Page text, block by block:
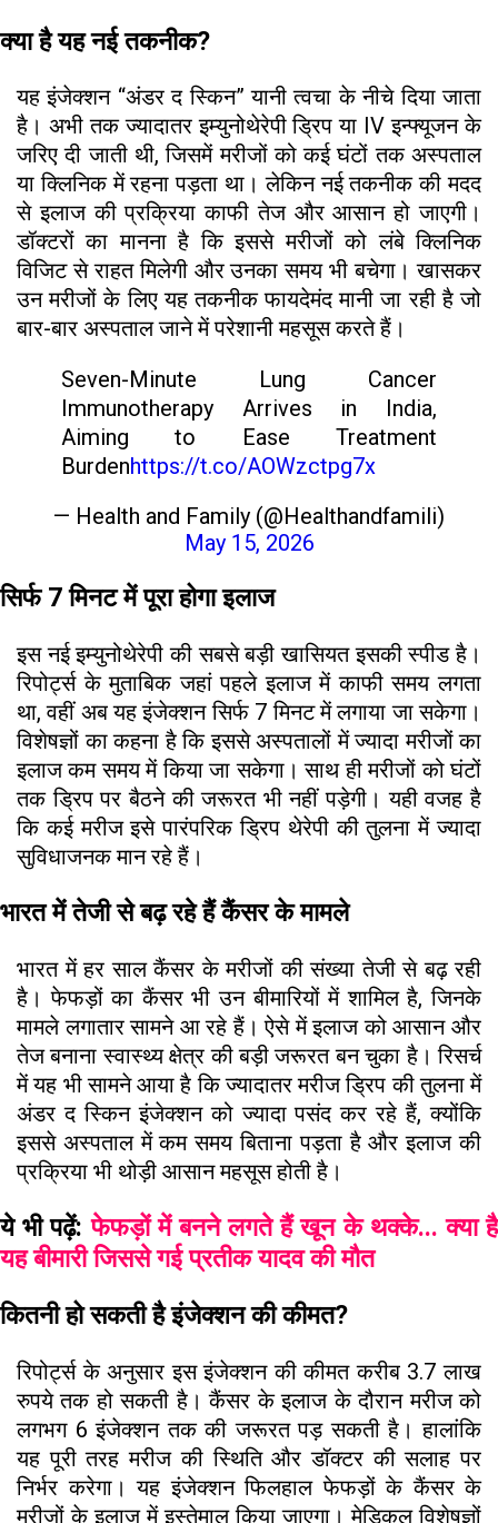
क्या है यह नई तकनीक?
यह इंजेक्शन “अंडर द स्किन” यानी त्वचा के नीचे दिया जाता
है। अभी तक ज्यादातर इम्युनोथेरेपी ड्रिप या IV इन्फ्यूजन के
जरिए दी जाती थी, जिसमें मरीजों को कई घंटों तक अस्पताल
या क्लिनिक में रहना पड़ता था। लेकिन नई तकनीक की मदद
से इलाज की प्रक्रिया काफी तेज और आसान हो जाएगी।
डॉक्टरों का मानना है कि इससे मरीजों को लंबे क्लिनिक
विजिट से राहत मिलेगी और उनका समय भी बचेगा। खासकर
उन मरीजों के लिए यह तकनीक फायदेमंद मानी जा रही है जो
बार-बार अस्पताल जाने में परेशानी महसूस करते हैं।
Seven-Minute Lung Cancer
Immunotherapy Arrives in India,
Aiming to Ease Treatment
Burdenhttps://t.co/AOWzctpg7x
— Health and Family (@Healthandfamili)
May 15, 2026
सिर्फ 7 मिनट में पूरा होगा इलाज
इस नई इम्युनोथेरेपी की सबसे बड़ी खासियत इसकी स्पीड है।
रिपोर्ट्स के मुताबिक जहां पहले इलाज में काफी समय लगता
था, वहीं अब यह इंजेक्शन सिर्फ 7 मिनट में लगाया जा सकेगा।
विशेषज्ञों का कहना है कि इससे अस्पतालों में ज्यादा मरीजों का
इलाज कम समय में किया जा सकेगा। साथ ही मरीजों को घंटों
तक ड्रिप पर बैठने की जरूरत भी नहीं पड़ेगी। यही वजह है
कि कई मरीज इसे पारंपरिक ड्रिप थेरेपी की तुलना में ज्यादा
सुविधाजनक मान रहे हैं।
भारत में तेजी से बढ़ रहे हैं कैंसर के मामले
भारत में हर साल कैंसर के मरीजों की संख्या तेजी से बढ़ रही
है। फेफड़ों का कैंसर भी उन बीमारियों में शामिल है, जिनके
मामले लगातार सामने आ रहे हैं। ऐसे में इलाज को आसान और
तेज बनाना स्वास्थ्य क्षेत्र की बड़ी जरूरत बन चुका है। रिसर्च
में यह भी सामने आया है कि ज्यादातर मरीज ड्रिप की तुलना में
अंडर द स्किन इंजेक्शन को ज्यादा पसंद कर रहे हैं, क्योंकि
इससे अस्पताल में कम समय बिताना पड़ता है और इलाज की
प्रक्रिया भी थोड़ी आसान महसूस होती है।
ये भी पढ़ें:फेफड़ों में बनने लगते हैं खून के थक्के... क्या है
यह बीमारी जिससे गई प्रतीक यादव की मौत
कितनी हो सकती है इंजेक्शन की कीमत?
रिपोर्ट्स के अनुसार इस इंजेक्शन की कीमत करीब 3.7 लाख
रुपये तक हो सकती है। कैंसर के इलाज के दौरान मरीज को
लगभग 6 इंजेक्शन तक की जरूरत पड़ सकती है। हालांकि
यह पूरी तरह मरीज की स्थिति और डॉक्टर की सलाह पर
निर्भर करेगा। यह इंजेक्शन फिलहाल फेफड़ों के कैंसर के
मरीजों के इलाज में इस्तेमाल किया जाएगा। मेडिकल विशेषज्ञों